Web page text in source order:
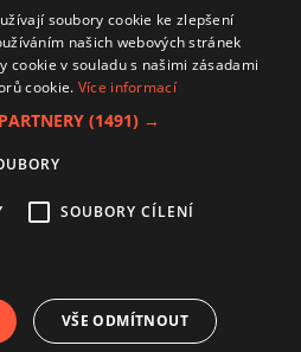
svůj souhlas spodmínkami
CZECH
soubory cookie ke zlepšení
našich webových stránek
cookie v souladu s našimi zásadami
cookie. Více informací
(1491) →
SOUBORY CÍLENÍ
VŠE ODMÍTNOUT